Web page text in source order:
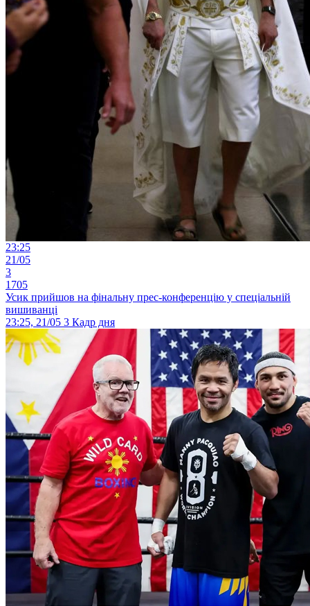
23:25
21/05
3
1705
Усик прийшов на фінальну прес-конференцію у спеціальній
вишиванці
23:25, 21/05 3 Кадр дня